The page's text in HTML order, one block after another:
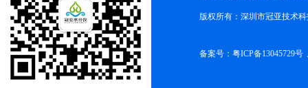
版权所有：深圳市冠亚技术
备案号： 粤ICP备13045729号